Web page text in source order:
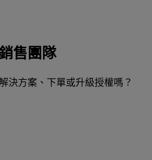
售團隊
決方案、下單或升級授權嗎？